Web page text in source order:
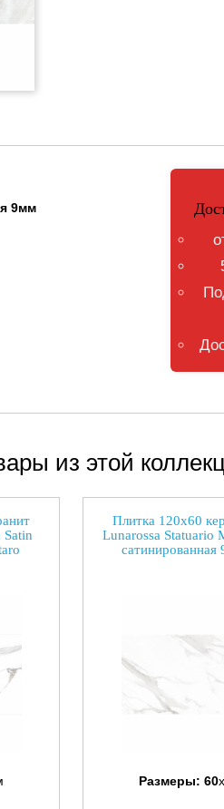
9мм
из этой
Satin
Плитка 120x60
Lunarossa Statuario
сатинированная
Размеры: 60x